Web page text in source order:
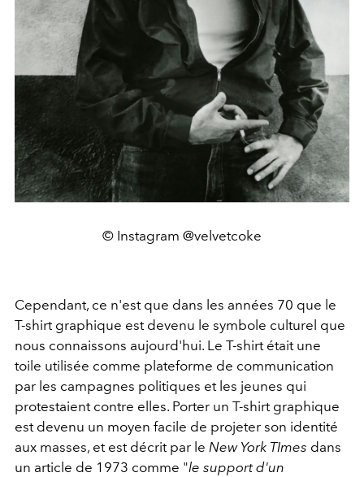
© Instagram @velvetcoke
Cependant, ce n'est que dans les années 70 que le
T-shirt graphique est devenu le symbole culturel que
nous connaissons aujourd'hui. Le T-shirt était une
toile utilisée comme plateforme de communication
par les campagnes politiques et les jeunes qui
protestaient contre elles. Porter un T-shirt graphique
est devenu un moyen facile de projeter son identité
aux masses, et est décrit par le New York TImes dans
un article de 1973 comme "le support d'un